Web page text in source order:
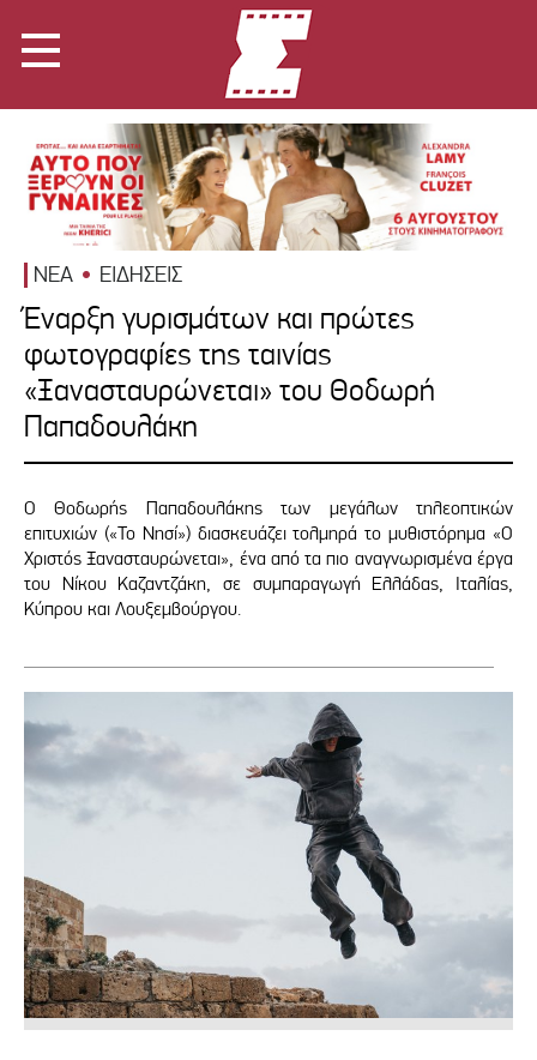
ΝΕΑ ΕΙΔΗΣΕΙΣ
Έναρξη γυρισμάτων και πρώτες
φωτογραφίες της ταινίας
«Ξανασταυρώνεται» του Θοδωρή
Παπαδουλάκη
Ο Θοδωρής Παπαδουλάκης των μεγάλων τηλεοπτικών
επιτυχιών («Το Νησί») διασκευάζει τολμηρά το μυθιστόρημα «Ο
Χριστός Ξανασταυρώνεται», ένα από τα πιο αναγνωρισμένα έργα
του Νίκου Καζαντζάκη, σε συμπαραγωγή Ελλάδας, Ιταλίας,
Κύπρου και Λουξεμβούργου.